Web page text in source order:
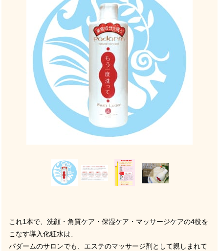
これ1本で、洗顔・角質ケア・保湿ケア・マッサージケアの4役を
こなす導入化粧水は、
パダームのサロンでも、エステのマッサージ剤として親しまれて